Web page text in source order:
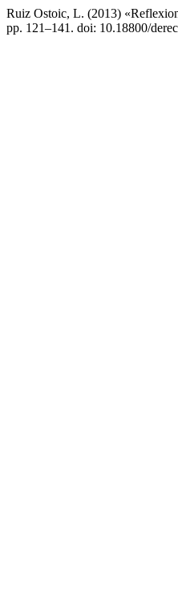
Ruiz Ostoic, L. (2013)
pp. 121–141. doi: 10.18800/